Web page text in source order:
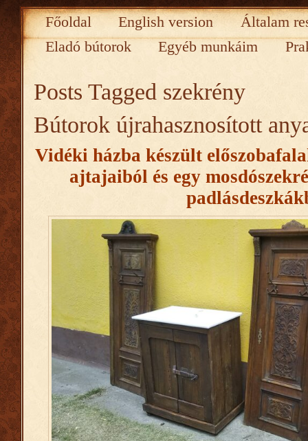
Főoldal English version
Általam
Eladó bútorok
Egyéb munkáim
Posts Tagged szekrény
Bútorok újrahasznosított
Vidéki házba készült
ajtajaiból és egy